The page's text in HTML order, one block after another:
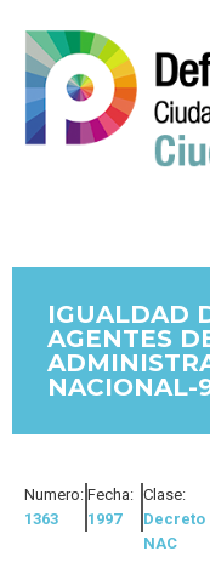
IGUALDAD
AGENTES
NACIONAL-
Numero:
1363
Fecha:
1997
Clase:
Decreto
NAC